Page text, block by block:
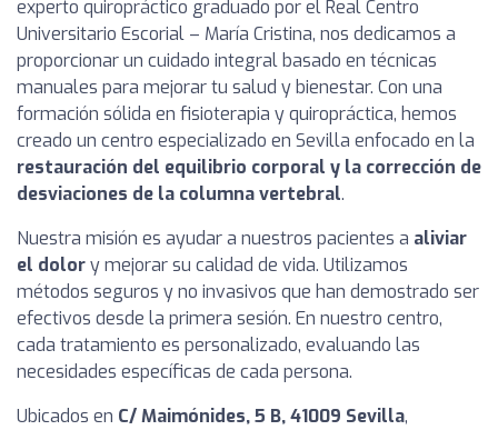
experto quiropráctico graduado por el Real Centro
Universitario Escorial – María Cristina, nos dedicamos a
proporcionar un cuidado integral basado en técnicas
manuales para mejorar tu salud y bienestar. Con una
formación sólida en fisioterapia y quiropráctica, hemos
creado un centro especializado en Sevilla enfocado en la
restauración del equilibrio corporal y la corrección de
desviaciones de la columna vertebral.
Nuestra misión es ayudar a nuestros pacientes a aliviar
el dolory mejorar su calidad de vida. Utilizamos
métodos seguros y no invasivos que han demostrado ser
efectivos desde la primera sesión. En nuestro centro,
cada tratamiento es personalizado, evaluando las
necesidades específicas de cada persona.
Ubicados en C/ Maimónides, 5 B, 41009 Sevilla,